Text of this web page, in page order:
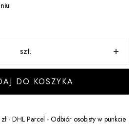
szt.
DO KOSZYKA
- DHL Parcel - Odbiór osobisty w punkcie